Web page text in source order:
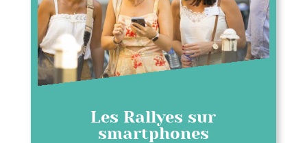
Les Rallyes sur
smartphones